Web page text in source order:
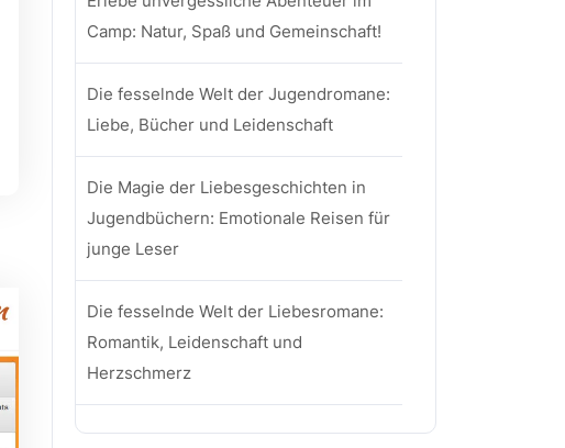
Camp: Natur, Spaß und Gemeinschaft!
Die fesselnde Welt der Jugendromane:
Liebe, Bücher und Leidenschaft
Die Magie der Liebesgeschichten in
Jugendbüchern: Emotionale Reisen für
junge Leser
Die fesselnde Welt der Liebesromane:
Romantik, Leidenschaft und
Herzschmerz